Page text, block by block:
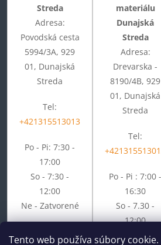
Tento web používa súbory cookie.
Streda
Adresa:
Povodská cesta
5994/3A, 929
01, Dunajská
Streda
Tel:
+421315513013
Po - Pi: 7:30 -
17:00
So - 7:30 -
12:00
Ne - Zatvorené
materiálu
Dunajská
Streda
Adresa:
Drevarska -
8190/4B, 929
01, Dunajská
Streda
Tel:
Po - Pi : 7:00 -
16:30
So - 7.30 -
12:00
Ne -